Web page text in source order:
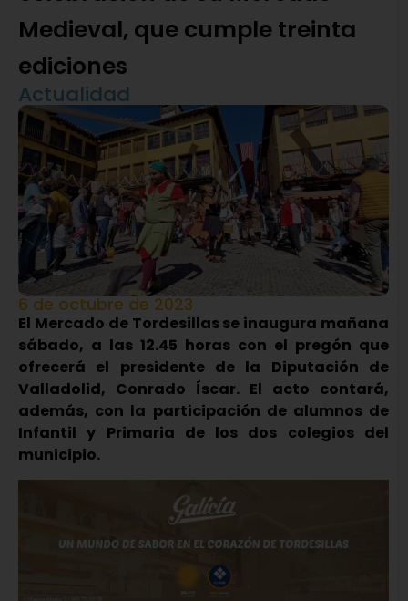
Medieval, que cumple treinta
ediciones
Actualidad
6 de octubre de 2023
El Mercado de Tordesillas se inaugura mañana
sábado, a las 12.45 horas con el pregón que
ofrecerá el presidente de la Diputación de
Valladolid, Conrado Íscar. El acto contará,
además, con la participación de alumnos de
Infantil y Primaria de los dos colegios del
municipio.